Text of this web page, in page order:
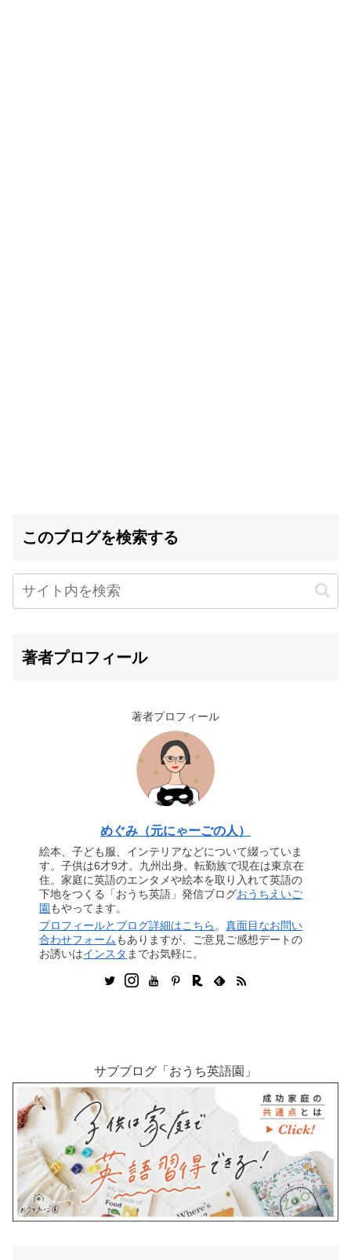
このブログを検索する
著者プロフィール
著者プロフィール
めぐみ（元にゃーごの人）
絵本、子ども服、インテリアなどについて綴っていま
す。子供は6才9才。九州出身。転勤族で現在は東京在
住。家庭に英語のエンタメや絵本を取り入れて英語の
下地をつくる「おうち英語」発信ブログおうちえいご
園 もやってます。
プロフィールとブログ詳細はこちら 。真面目なお問い
合わせフォームもありますが、ご意見ご感想デートの
お誘いはインスタ までお気軽に。
サブブログ「おうち英語園」